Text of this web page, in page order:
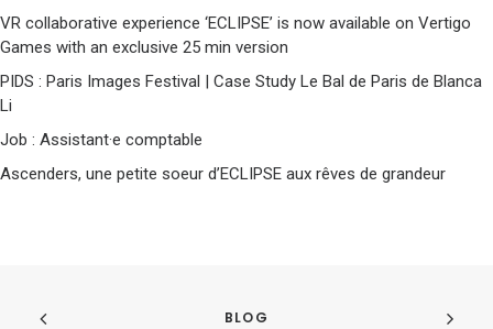
VR collaborative experience ‘ECLIPSE’ is now available on Vertigo
Games with an exclusive 25 min version
PIDS : Paris Images Festival | Case Study Le Bal de Paris de Blanca
Li
Job : Assistant·e comptable
Ascenders, une petite soeur d’ECLIPSE aux rêves de grandeur
BLOG